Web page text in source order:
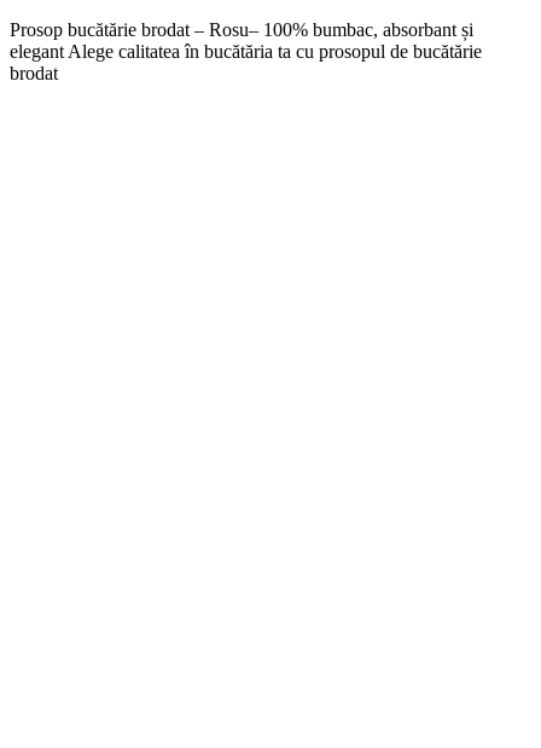
Prosop bucătărie brodat – Rosu– 100% bumbac, absorbant și
elegant Alege calitatea în bucătăria ta cu prosopul de bucătărie
brodat